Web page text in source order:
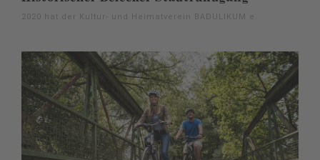
2020 hat der Kultur- und Heimatverein BADULIKUM e.